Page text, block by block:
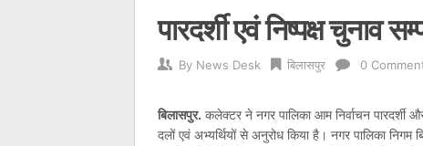
पारदर्शी एवं निष्पक्ष
By News Desk बिलासपुर 0
बिलासपुर. कलेक्टर ने नगर पालिका आम निर्वाचन पारदर्शी
दलों एवं अभ्यर्थियों से अनुरोध किया है। नगर पालिका निगम